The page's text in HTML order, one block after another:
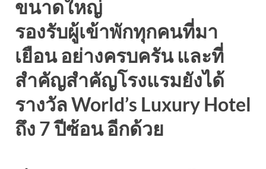
ขนาดใหญ่
รองรับผู้เข้าพักทุกคนที่มา
เยือน อย่างครบครัน และที่
สำคัญสำคัญโรงแรมยังได้
รางวัล World’s Luxury Hotel
ถึง 7 ปีซ้อน อีกด้วย